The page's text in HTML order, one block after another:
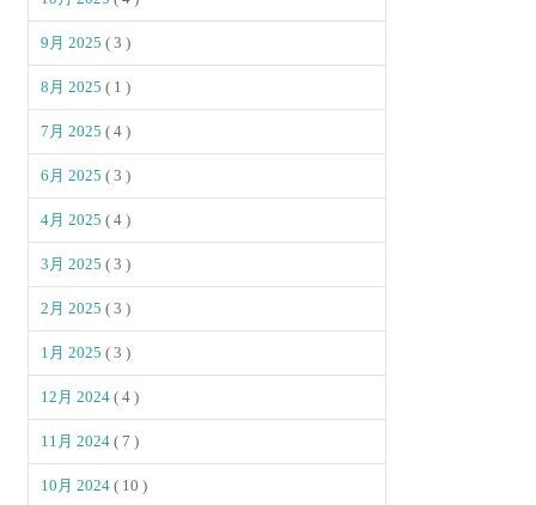
9月 2025( 3 )
8月 2025( 1 )
7月 2025( 4 )
6月 2025( 3 )
4月 2025( 4 )
3月 2025( 3 )
2月 2025( 3 )
1月 2025( 3 )
12月 2024( 4 )
11月 2024( 7 )
10月 2024( 10 )